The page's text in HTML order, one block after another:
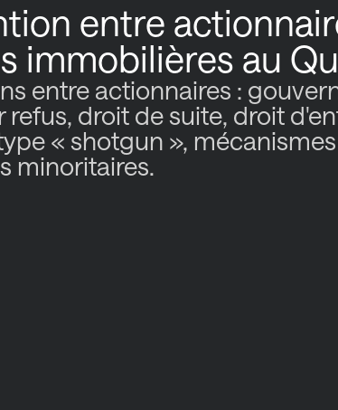
entre
immobilières au
entre actionnaires :
refus, droit de suite, droit
« shotgun »,
minoritaires.